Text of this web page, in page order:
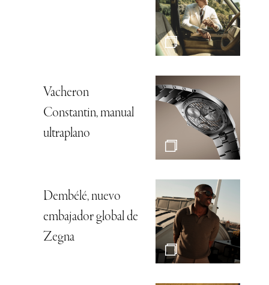
Vacheron
Constantin, manual
ultraplano
Dembélé, nuevo
embajador global de
Zegna